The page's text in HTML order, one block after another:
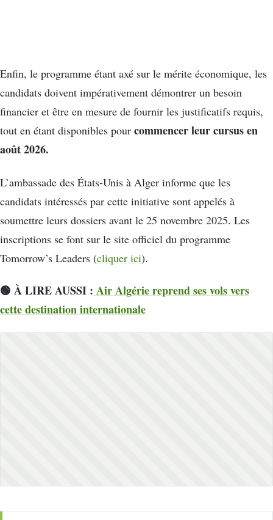
Enfin, le programme étant axé sur le mérite économique, les
candidats doivent impérativement démontrer un besoin
financier et être en mesure de fournir les justificatifs requis,
tout en étant disponibles pour commencer leur cursus en
août 2026.
L’ambassade des États-Unis à Alger informe que les
candidats intéressés par cette initiative sont appelés à
soumettre leurs dossiers avant le 25 novembre 2025. Les
inscriptions se font sur le site officiel du programme
Tomorrow’s Leaders (cliquer ici).
🟢 À LIRE AUSSI : Air Algérie reprend ses vols vers
cette destination internationale